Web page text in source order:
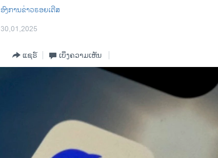
ອົງການຂ່າວຣອຍເຕີສ
30,01,2025
ແຊຣ໌ ເບິ່ງຄວາມເຫັນ